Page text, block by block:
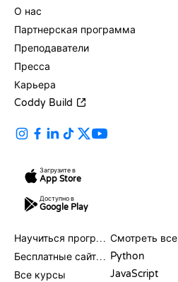
О нас
Партнерская программа
Преподаватели
Пресса
Карьера
Coddy Build
Загрузите в
App Store
Доступно в
Google Play
Научиться программировать
Бесплатные сайты для программирования
Все курсы
Смотреть все
Python
JavaScript